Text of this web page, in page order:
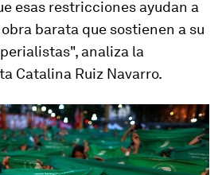
esas restricciones ayudan a
barata que sostienen a su
analiza la
Catalina Ruiz Navarro.